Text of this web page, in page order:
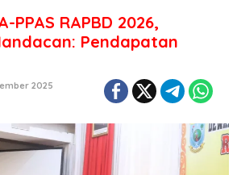
PPAS RAPBD 2026,
Pendapatan
2025